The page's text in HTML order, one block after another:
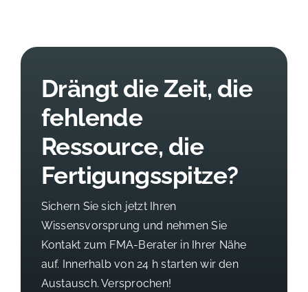
Drängt die Zeit, die
fehlende
Ressource, die
Fertigungsspitze?
Sichern Sie sich jetzt Ihren
Wissensvorsprung und nehmen Sie
Kontakt zum FMA-Berater in Ihrer Nähe
auf. Innerhalb von 24 h starten wir den
Austausch. Versprochen!